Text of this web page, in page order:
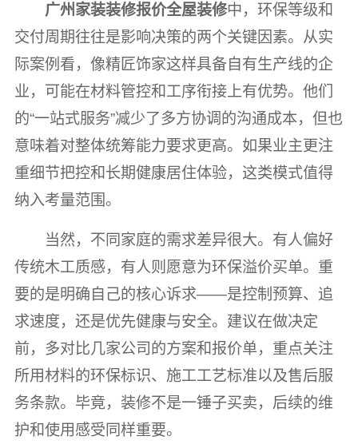
广州家装装修报价全屋装修中，环保等级和
交付周期往往是影响决策的两个关键因素。从实
际案例看，像精匠饰家这样具备自有生产线的企
业，可能在材料管控和工序衔接上有优势。他们
的“一站式服务”减少了多方协调的沟通成本，但也
意味着对整体统筹能力要求更高。如果业主更注
重细节把控和长期健康居住体验，这类模式值得
纳入考量范围。
当然，不同家庭的需求差异很大。有人偏好
传统木工质感，有人则愿意为环保溢价买单。重
要的是明确自己的核心诉求——是控制预算、追
求速度，还是优先健康与安全。建议在做决定
前，多对比几家公司的方案和报价单，重点关注
所用材料的环保标识、施工工艺标准以及售后服
务条款。毕竟，装修不是一锤子买卖，后续的维
护和使用感受同样重要。